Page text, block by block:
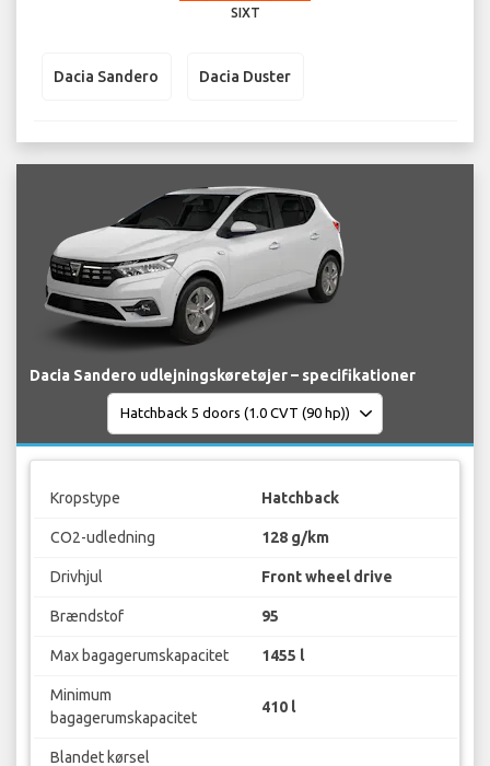
SIXT
Dacia Sandero Dacia Duster
Dacia Sandero udlejningskøretøjer – specifikationer
Kropstype Hatchback
CO2-udledning 128 g/km
Drivhjul Front wheel drive
Brændstof 95
Max bagagerumskapacitet 1455 l
Minimum
bagagerumskapacitet
410 l
Blandet kørsel